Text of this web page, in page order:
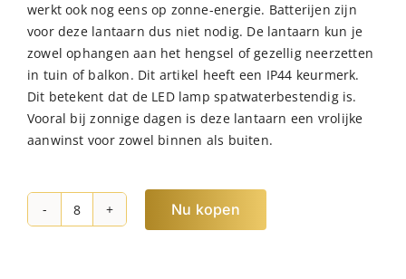
werkt ook nog eens op zonne-energie. Batterijen zijn
voor deze lantaarn dus niet nodig. De lantaarn kun je
zowel ophangen aan het hengsel of gezellig neerzetten
in tuin of balkon. Dit artikel heeft een IP44 keurmerk.
Dit betekent dat de LED lamp spatwaterbestendig is.
Vooral bij zonnige dagen is deze lantaarn een vrolijke
aanwinst voor zowel binnen als buiten.
JENS
Nu kopen